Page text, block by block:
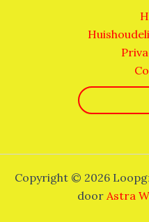
Copyright © 2026
door Astra